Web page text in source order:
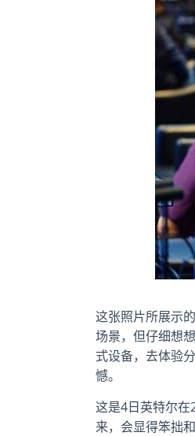
这张照片所展示
场景，但仔细想
式设备，去体验
憾。
这是4日英特尔
来，会显得笨拙